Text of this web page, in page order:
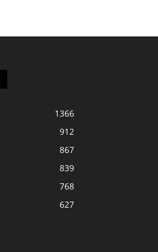
1366
912
867
839
768
627